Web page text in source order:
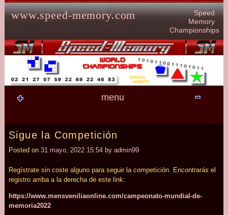
Skip to content
www.speed-memory.com
Speed
Memory
Championships
menu
Sigue la Competición
Posted on 31 mayo, 2022 15:54 by admin99
Regístrate sin coste alguno para seguir la competición. Encontrarás el
registro arriba a la derecha de este link:
https://www.mensveniliaonline.com/campeonato-mundial-de-
memoria2022